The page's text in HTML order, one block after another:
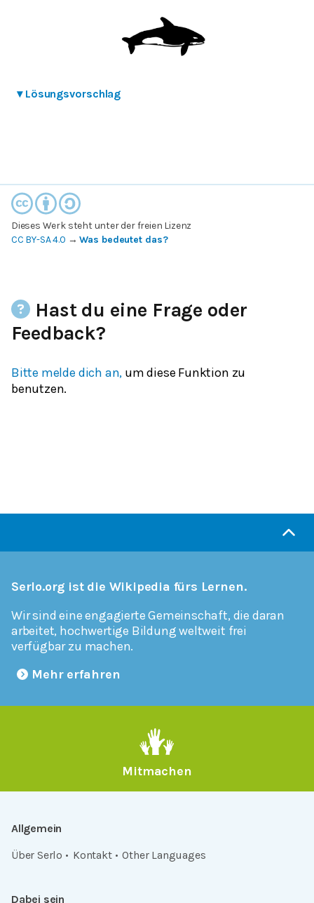
▾ Lösungsvorschlag
Dieses Werk steht unter der freien Lizenz
CC BY-SA 4.0 →Was bedeutet das?
Hast du eine Frage oder
Feedback?
Bitte melde dich an, um diese Funktion zu
benutzen.
Serlo.org ist die Wikipedia fürs Lernen.
Wir sind eine engagierte Gemeinschaft, die daran
arbeitet, hochwertige Bildung weltweit frei
verfügbar zu machen.
Mehr erfahren
Mitmachen
Allgemein
Über Serlo
Kontakt Other Languages
Dabei sein